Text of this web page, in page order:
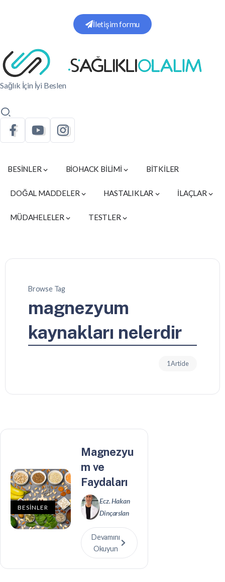
İletişim formu
Sağlık İçin İyi Beslen
BESİNLER BİOHACK BİLİMİ BİTKİLER
DOĞAL MADDELER HASTALIKLAR İLAÇLAR
MÜDAHELELER TESTLER
Browse Tag
magnezyum
kaynakları nelerdir
1 Article
BESİNLER
Magnezyu
m ve
Faydaları
Ecz. Hakan
Dinçarslan
Devamını
Okuyun